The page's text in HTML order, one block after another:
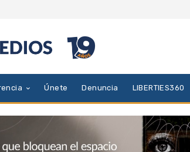
Únete Denuncia LIBERTIES360